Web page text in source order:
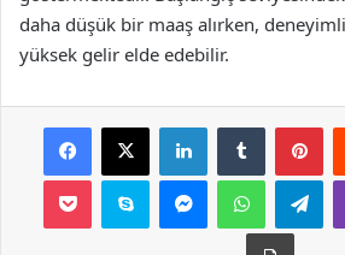
daha düşük bir maaş alırken,
yüksek gelir elde edebilir.
Facebook
X LinkedInTumblr
Pocket Skype MessengerWhatsApp
Yazdır